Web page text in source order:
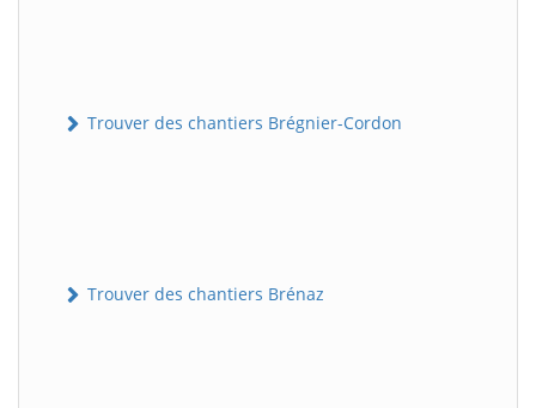
Trouver des chantiers Brégnier-Cordon
Trouver des chantiers Brénaz